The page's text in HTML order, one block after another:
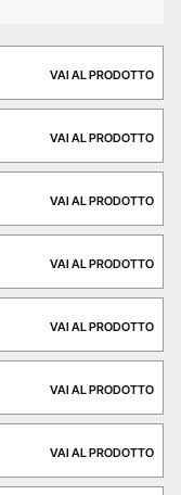
VAI AL PRODOTTO
VAI AL PRODOTTO
VAI AL PRODOTTO
VAI AL PRODOTTO
VAI AL PRODOTTO
VAI AL PRODOTTO
VAI AL PRODOTTO